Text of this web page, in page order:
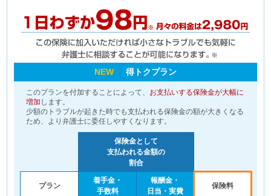
NEW 得トクプラン
このプランを付加することによって、 お支払いする保険金が大幅に
増加 します。
少額のトラブルが起きた時でも支払われる保険金の額が大きくなる
ため、より弁護士に委任しやすくなります。
保険金として
支払われる金額の
割合
プラン
着手金・
手数料
報酬金・
日当・実費
保険料